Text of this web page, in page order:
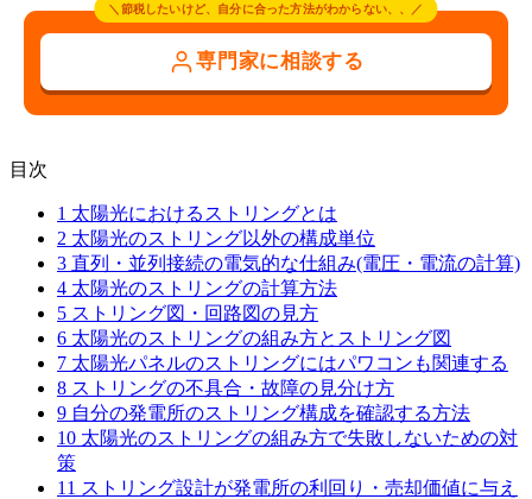
＼節税したいけど、自分に合った方法がわからない、、／
専門家に相談する
目次
1 太陽光におけるストリングとは
2 太陽光のストリング以外の構成単位
3 直列・並列接続の電気的な仕組み(電圧・電流の計算)
4 太陽光のストリングの計算方法
5 ストリング図・回路図の見方
6 太陽光のストリングの組み方とストリング図
7 太陽光パネルのストリングにはパワコンも関連する
8 ストリングの不具合・故障の見分け方
9 自分の発電所のストリング構成を確認する方法
10 太陽光のストリングの組み方で失敗しないための対
策
11 ストリング設計が発電所の利回り・売却価値に与え